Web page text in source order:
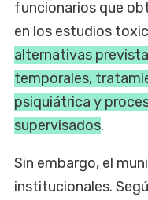
funcionarios que
en los estudios
alternativas
temporales,
psiquiátrica y
supervisados.
Sin embargo, el
institucionales.